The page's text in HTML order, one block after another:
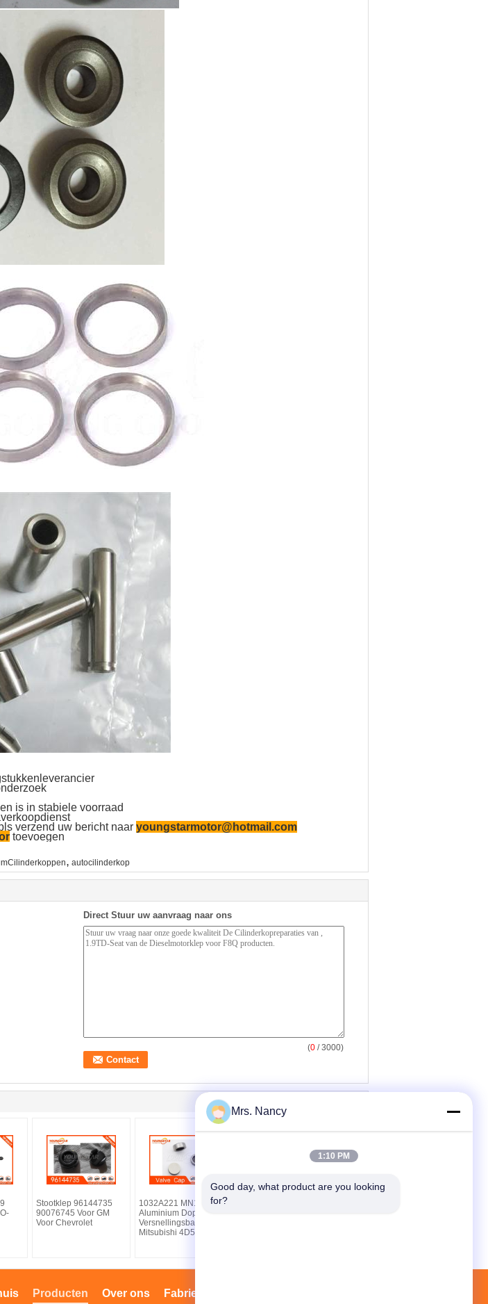
is in stabiele voorraad
verzend uw bericht naar youngstarmotor@hotmail.com
toevoegen
, autocilinderkop
Direct Stuur uw aanvraag naar ons
(0 / 3000)
Stootklep 96144735
90076745 Voor GM
Voor Chevrolet
1032A221 MN187819
Aluminium Dop Motor
Versnellingsbak Voor
Mitsubishi 4D56U16V
Fabrieksreis
Over ons
Producten
Mrs. Nancy
1:10 PM
Good day, what product are you looking
for?